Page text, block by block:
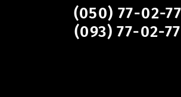
в Осокорки, Киев
экономически нецелесообразно;
(050) 77-02-
(093) 77-02-